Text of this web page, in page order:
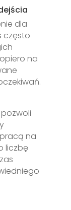
dla
często
na
na
liczbę